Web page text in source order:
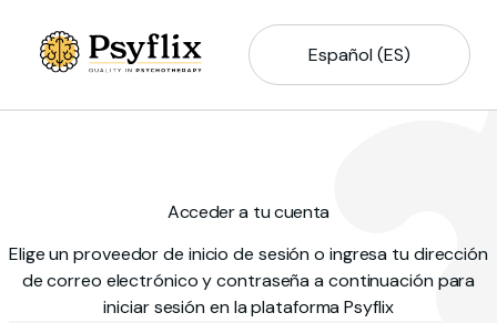
Español (ES)
Acceder a tu cuenta
Elige un proveedor de inicio de sesión o ingresa tu dirección
de correo electrónico y contraseña a continuación para
iniciar sesión en la plataforma Psyflix